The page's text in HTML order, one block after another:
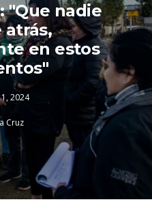
"Que nadie
atrás,
en estos
2024
Cruz